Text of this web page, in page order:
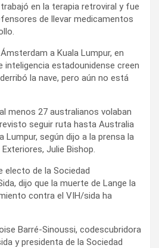
en la terapia retroviral y fue
de llevar medicamentos
a Kuala Lumpur, en
inteligencia estadounidense creen
la nave, pero aún no está
menos 27 australianos volaban
seguir ruta hasta Australia
Lumpur, según dijo a la prensa la
Julie Bishop.
electo de la Sociedad
dijo que la muerte de Lange la
contra el VIH/sida ha
Barré-Sinoussi, codescubridora
y presidenta de la Sociedad